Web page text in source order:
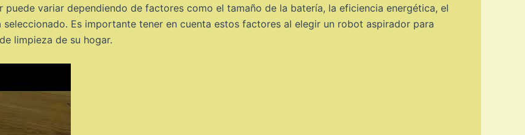
variar dependiendo de factores como el tamaño de la batería, la eficiencia energética, el
Es importante tener en cuenta estos factores al elegir un robot aspirador para
limpieza de su hogar.